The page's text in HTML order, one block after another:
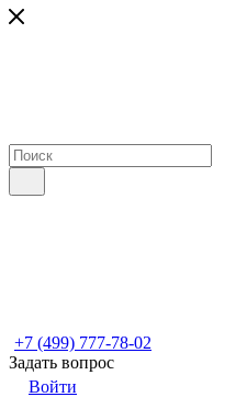
+7 (499) 777-78-02
Задать вопрос
Войти